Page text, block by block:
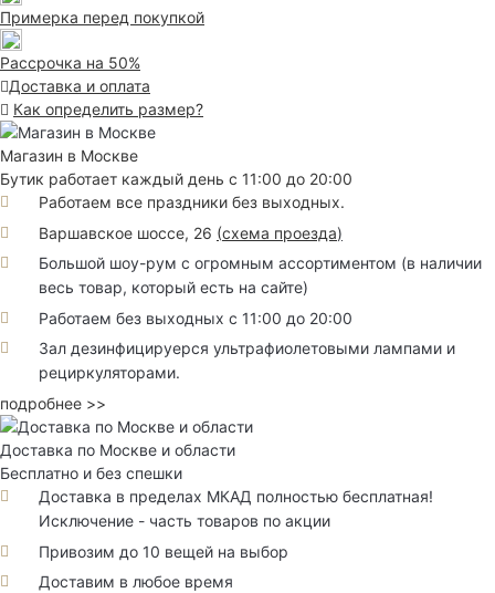
Примерка перед покупкой
Рассрочка на 50%
Доставка и оплата
Как определить размер?
Магазин в Москве
Бутик работает каждый день с 11:00 до 20:00
Работаем все праздники без выходных.
Варшавское шоссе, 26 (схема проезда)
Большой шоу-рум с огромным ассортиментом (в наличии
весь товар, который есть на сайте)
Работаем без выходных с 11:00 до 20:00
Зал дезинфицируерся ультрафиолетовыми лампами и
рециркуляторами.
подробнее >>
Доставка по Москве и области
Бесплатно и без спешки
Доставка в пределах МКАД полностью бесплатная!
Исключение - часть товаров по акции
Привозим до 10 вещей на выбор
Доставим в любое время